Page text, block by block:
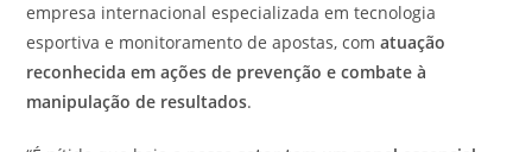
empresa internacional especializada em tecnologia
esportiva e monitoramento de apostas, comatuação
reconhecida em ações de prevenção e combate à
manipulação de resultados.